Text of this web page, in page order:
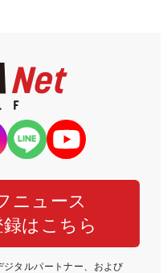
ニュース
はこちら
タルパートナー、および